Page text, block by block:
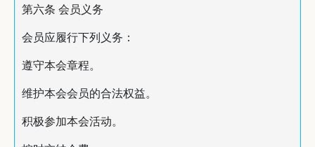
第六条 会员义务
会员应履行下列义务：
遵守本会章程。
维护本会会员的合法权益。
积极参加本会活动。